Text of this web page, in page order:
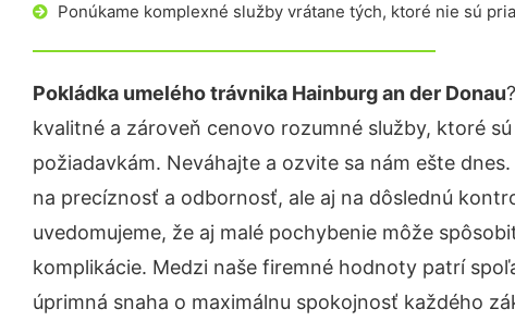
Ponúkame komplexné služby vrátane tých, ktoré nie sú
Pokládka umelého trávnika Hainburg an der Donau
kvalitné a zároveň cenovo rozumné služby, ktoré
požiadavkám. Neváhajte a ozvite sa nám ešte
na precíznosť a odbornosť, ale aj na dôslednú
uvedomujeme, že aj malé pochybenie môže
komplikácie. Medzi naše firemné hodnoty patrí
úprimná snaha o maximálnu spokojnosť každého